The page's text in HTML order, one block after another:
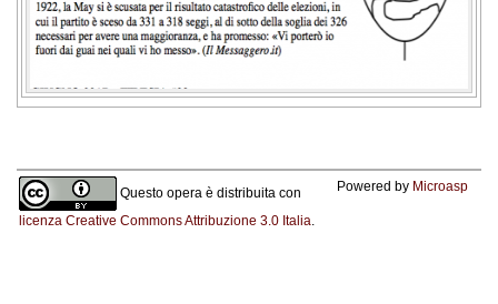
Questo opera è distribuita con
licenza Creative Commons Attribuzione 3.0 Italia.
Powered by Microasp